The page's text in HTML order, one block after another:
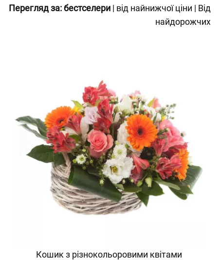
Перегляд за:бестселери | від найнижчої ціни | Від
найдорожчих
Кошик з різнокольоровими квітами